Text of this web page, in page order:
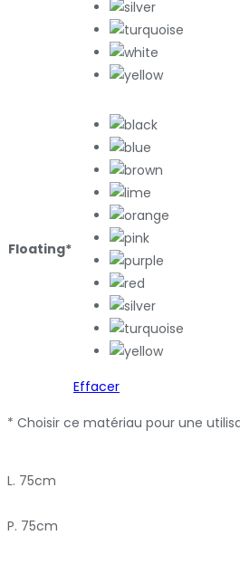
Floating*
Effacer
* Choisir ce matériau pour une
L. 75cm
P. 75cm